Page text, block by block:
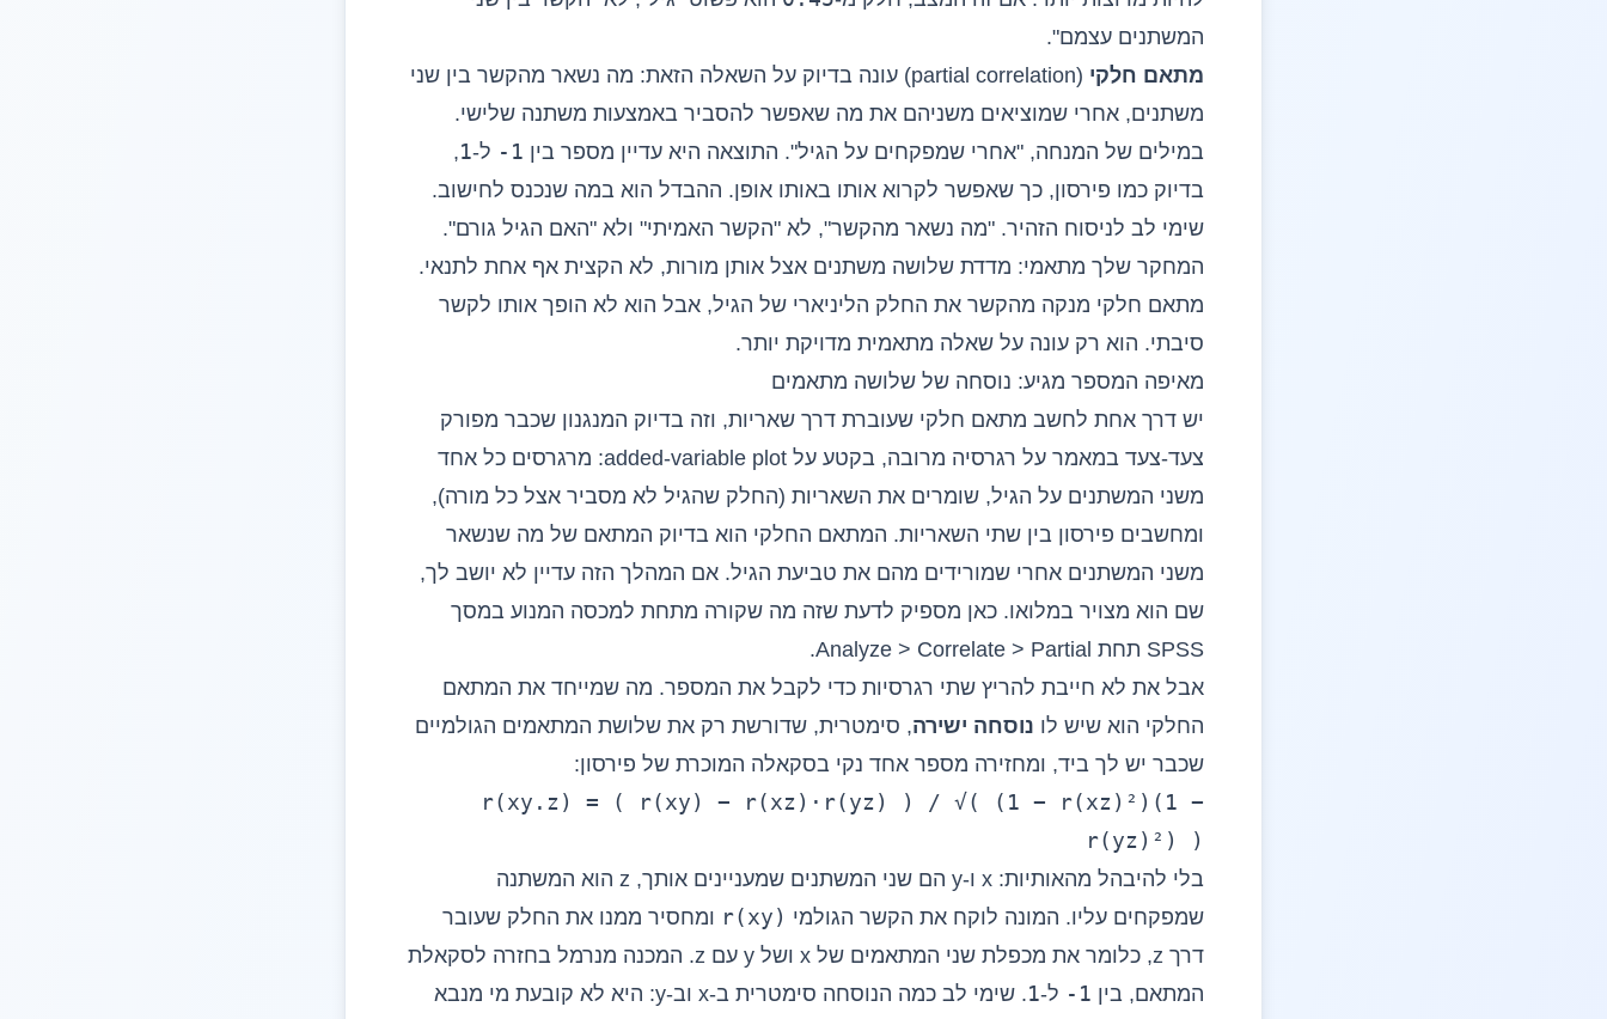
המשתנים עצמם".
מתאם חלקי
(partial correlation) עונה בדיוק על השאלה הזאת: מה נשאר מהקשר בין שני
משתנים, אחרי שמוציאים משניהם את מה שאפשר להסביר באמצעות משתנה שלישי.
במילים של המנחה, "אחרי שמפקחים על הגיל". התוצאה היא עדיין מספר בין -1 ל-1
,
בדיוק כמו פירסון, כך שאפשר לקרוא אותו באותו אופן. ההבדל הוא במה שנכנס לחישוב.
שימי לב לניסוח הזהיר. "מה נשאר מהקשר", לא "הקשר האמיתי" ולא "האם הגיל גורם".
המחקר שלך מתאמי: מדדת שלושה משתנים אצל אותן מורות, לא הקצית אף אחת לתנאי.
מתאם חלקי מנקה מהקשר את החלק הליניארי של הגיל, אבל הוא לא הופך אותו לקשר
סיבתי. הוא רק עונה על שאלה מתאמית מדויקת יותר.
מאיפה המספר מגיע: נוסחה של שלושה מתאמים
יש דרך אחת לחשב מתאם חלקי שעוברת דרך שאריות, וזה בדיוק המנגנון שכבר מפורק
צעד-צעד במאמר על רגרסיה מרובה
, בקטע על added-variable plot: מרגרסים כל אחד
משני המשתנים על הגיל, שומרים את השאריות (החלק שהגיל לא מסביר אצל כל מורה),
ומחשבים פירסון בין שתי השאריות. המתאם החלקי הוא בדיוק המתאם של מה שנשאר
משני המשתנים אחרי שמורידים מהם את טביעת הגיל. אם המהלך הזה עדיין לא יושב לך,
שם הוא מצויר במלואו. כאן מספיק לדעת שזה מה שקורה מתחת למכסה המנוע במסך
SPSS תחת Analyze > Correlate > Partial.
אבל את לא חייבת להריץ שתי רגרסיות כדי לקבל את המספר. מה שמייחד את המתאם
החלקי הוא שיש לו נוסחה ישירה, סימטרית, שדורשת רק את שלושת המתאמים הגולמיים
שכבר יש לך ביד, ומחזירה מספר אחד נקי בסקאלה המוכרת של פירסון:
r(xy.z) = ( r(xy) − r(xz)·r(yz) ) / √( (1 − r(xz)²)(1 −
r(yz)²) )
בלי להיבהל מהאותיות: x ו-y הם שני המשתנים שמעניינים אותך, z הוא המשתנה
שמפקחים עליו. המונה לוקח את הקשר הגולמי r(xy) ומחסיר ממנו את החלק שעובר
דרך z, כלומר את מכפלת שני המתאמים של x ושל y עם z. המכנה מנרמל בחזרה לסקאלת
המתאם, בין -1 ל-1
. שימי לב כמה הנוסחה סימטרית ב-x וב-y: היא לא קובעת מי מנבא